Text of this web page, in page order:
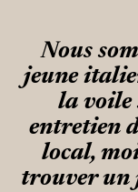
Nous
jeune
la voile
entretien
local,
trouver un